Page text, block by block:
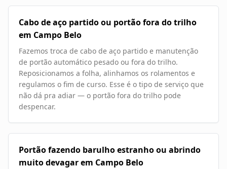
Cabo de aço partido ou portão fora do trilho
em Campo Belo
Fazemos troca de cabo de aço partido e manutenção
de portão automático pesado ou fora do trilho.
Reposicionamos a folha, alinhamos os rolamentos e
regulamos o fim de curso. Esse é o tipo de serviço que
não dá pra adiar — o portão fora do trilho pode
despencar.
Portão fazendo barulho estranho ou abrindo
muito devagar em Campo Belo